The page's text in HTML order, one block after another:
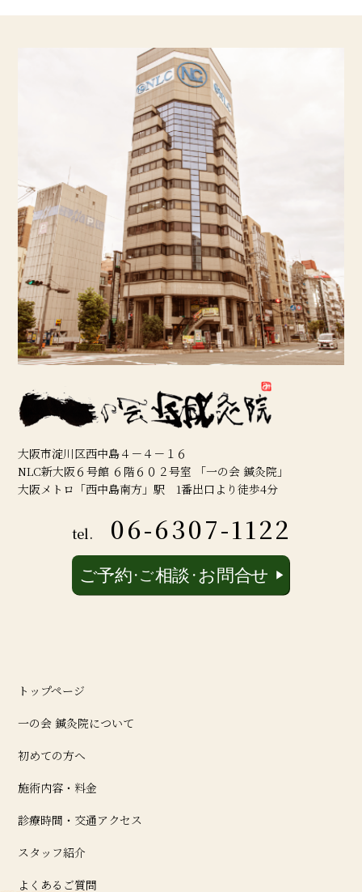
大阪市淀川区西中島４－４－１６
NLC新大阪６号館 ６階６０２号室 「一の会 鍼灸院」
大阪メトロ「西中島南方」駅 1番出口より徒歩4分
tel. 06-6307-1122
トップページ
一の会 鍼灸院について
初めての方へ
施術内容・料金
診療時間・交通アクセス
スタッフ紹介
よくあるご質問